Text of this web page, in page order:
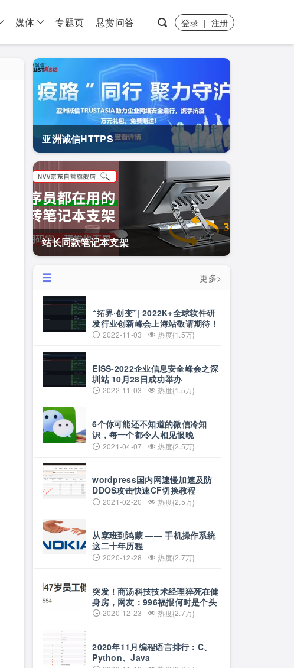
媒体 专题页 悬赏问答 登录 | 注册
亚洲诚信HTTPS
站长同款笔记本支架
更多>
“拓界·创变”| 2022K+全球软件研
发行业创新峰会上海站敬请期待！
2022-11-03 热度{1.5万}
EISS-2022企业信息安全峰会之深
圳站 10月28日成功举办
2022-11-03 热度{1.5万}
6个你可能还不知道的微信冷知
识，每一个都令人相见恨晚
2021-04-07 热度{2.5万}
wordpress国内网速慢加速及防
DDOS攻击快速CF切换教程
2021-02-20 热度{2.5万}
从塞班到鸿蒙 —— 手机操作系统
这二十年历程
2020-12-28 热度{2.7万}
突发！商汤科技技术经理猝死在健
身房，网友：996福报何时是个头
2020-12-23 热度{2.7万}
2020年11月编程语言排行：C、
Python、Java